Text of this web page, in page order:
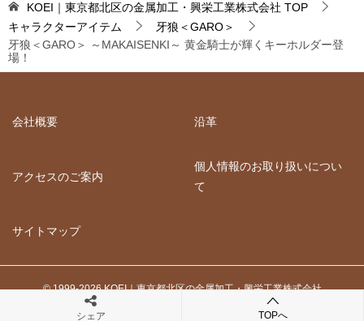
KOEI｜東京都北区の金属加工・興栄工業株式会社 TOP
キャラクターアイテム
牙狼＜GARO＞
牙狼＜GARO＞ ～MAKAISENKI～ 黄金騎士が輝くキーホルダー登
場！
会社概要 沿革
アクセスのご案内
個人情報のお取り扱いについ
て
サイトマップ
© 1999-2026 KOEI｜東京都北区の金属加工・興栄工業株式会社
シェア TOPへ